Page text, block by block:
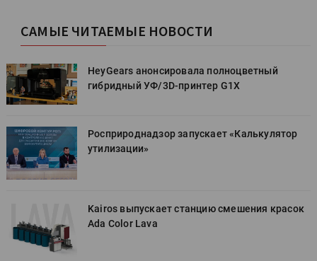
САМЫЕ ЧИТАЕМЫЕ НОВОСТИ
HeyGears анонсировала полноцветный
гибридный УФ/3D-принтер G1X
Росприроднадзор запускает «Калькулятор
утилизации»
Kairos выпускает станцию смешения красок
Ada Color Lava